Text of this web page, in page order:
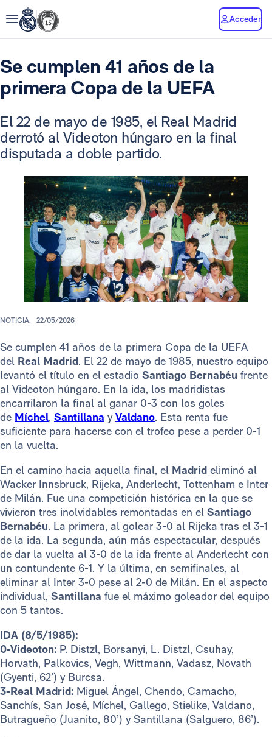
Acceder
Se cumplen 41 años de la
primera Copa de la UEFA
El 22 de mayo de 1985, el Real Madrid
derrotó al Videoton húngaro en la final
disputada a doble partido.
NOTICIA. 22/05/2026
Se cumplen 41 años de la primera Copa de la UEFA
del Real Madrid. El 22 de mayo de 1985, nuestro equipo
levantó el título en el estadio Santiago Bernabéu frente
al Videoton húngaro. En la ida, los madridistas
encarrilaron la final al ganar 0-3 con los goles
de Míchel, Santillana yValdano. Esta renta fue
suficiente para hacerse con el trofeo pese a perder 0-1
en la vuelta.
En el camino hacia aquella final, el Madrid eliminó al
Wacker Innsbruck, Rijeka, Anderlecht, Tottenham e Inter
de Milán. Fue una competición histórica en la que se
vivieron tres inolvidables remontadas en el Santiago
Bernabéu. La primera, al golear 3-0 al Rijeka tras el 3-1
de la ida. La segunda, aún más espectacular, después
de dar la vuelta al 3-0 de la ida frente al Anderlecht con
un contundente 6-1. Y la última, en semifinales, al
eliminar al Inter 3-0 pese al 2-0 de Milán. En el aspecto
individual, Santillana fue el máximo goleador del equipo
con 5 tantos.
IDA (8/5/1985):
0-Videoton: P. Distzl, Borsanyi, L. Distzl, Csuhay,
Horvath, Palkovics, Vegh, Wittmann, Vadasz, Novath
(Gyenti, 62’) y Burcsa.
3-Real Madrid: Miguel Ángel, Chendo, Camacho,
Sanchís, San José, Míchel, Gallego, Stielike, Valdano,
Butragueño (Juanito, 80’) y Santillana (Salguero, 86’).